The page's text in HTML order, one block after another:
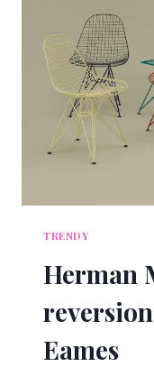
TRENDY
Herman
Eames